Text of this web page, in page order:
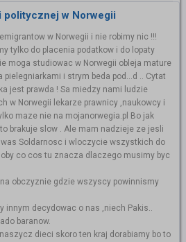
politycznej w Norwegii
w Norwegii i nie robimy nic !!!
tylko do placenia podatkow i do lopaty
moga studiowac w Norwegii obleja mature
i strym beda pod...d .. Cytat
jest prawda ! Sa miedzy nami ludzie
w Norwegii lekarze prawnicy ,naukowcy i
maze nie na mojanorwegia.pl Bo jak
brakuje slow . Ale mam nadzieje ze jesli
Soldarnosc i wloczycie wszystkich do
co cos tu znacza dlaczego musimy byc
obczyznie gdzie wszyscy powinnismy
innym decydowac o nas ,niech Pakis..
baranow.
dieci skoro ten kraj dorabiamy bo to